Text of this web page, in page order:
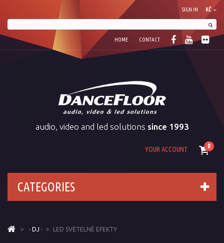
KČ
SIGN IN
HOME CONTACT
audio, video and led solutions since 1993
0
YOUR ACCOUNT
CATEGORIES
> · DJ · > LED SVĚTELNÉ EFEKTY